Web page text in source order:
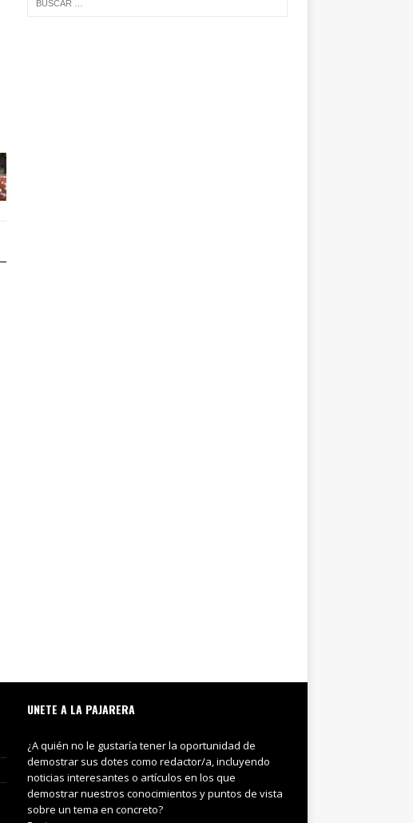
UNETE A LA PAJARERA
¿A quién no le gustaría tener la oportunidad de
demostrar sus dotes como redactor/a, incluyendo
noticias interesantes o artículos en los que
demostrar nuestros conocimientos y puntos de vista
sobre un tema en concreto?